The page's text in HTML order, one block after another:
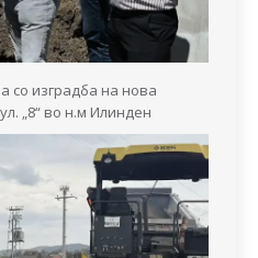
со изградба на нова
„8“ во н.м Илинден